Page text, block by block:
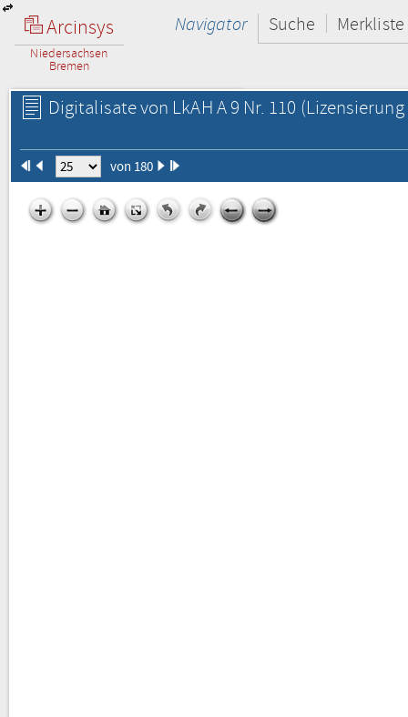
Arcinsys
Niedersachsen
Bremen
Navigator Suche Merkliste
Digitalisate von LkAH A 9 Nr. 110
von 180